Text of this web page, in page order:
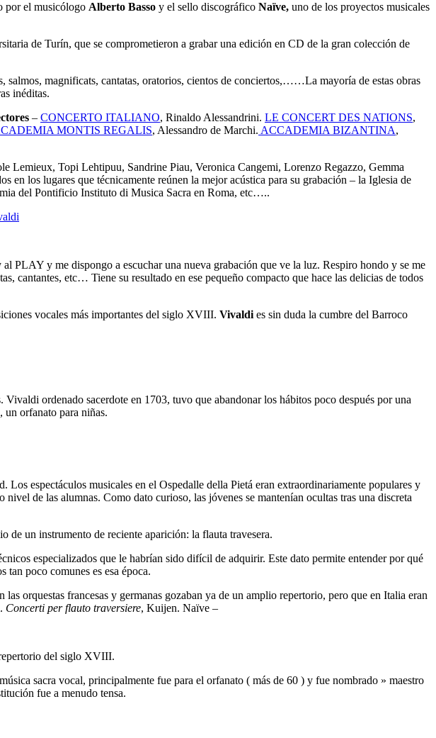
por el musicólogo Alberto Basso y el sello discográfico Naïve, uno de los proyectos musicales
de Turín, que se comprometieron a grabar una edición en CD de la gran colección de
salmos, magnificats, cantatas, oratorios, cientos de conciertos,……La mayoría de estas obras
inéditas.
– CONCERTO ITALIANO, Rinaldo Alessandrini. LE CONCERT DES NATIONS,
MONTIS REGALIS, Alessandro de Marchi. ACCADEMIA BIZANTINA,
Lemieux, Topi Lehtipuu, Sandrine Piau, Veronica Cangemi, Lorenzo Regazzo, Gemma
los lugares que técnicamente reúnen la mejor acústica para su grabación – la Iglesia de
del Pontificio Instituto di Musica Sacra en Roma, etc…..
PLAY y me dispongo a escuchar una nueva grabación que ve la luz. Respiro hondo y se me
cantantes, etc… Tiene su resultado en ese pequeño compacto que hace las delicias de todos
vocales más importantes del siglo XVIII. Vivaldi es sin duda la cumbre del Barroco
ordenado sacerdote en 1703, tuvo que abandonar los hábitos poco después por una
, un orfanato para niñas.
espectáculos musicales en el Ospedalle della Pietá eran extraordinariamente populares y
de las alumnas. Como dato curioso, las jóvenes se mantenían ocultas tras una discreta
de un instrumento de reciente aparición: la flauta travesera.
especializados que le habrían sido difícil de adquirir. Este dato permite entender por qué
tan poco comunes es esa época.
orquestas francesas y germanas gozaban ya de un amplio repertorio, pero que en Italia eran
Concerti per flauto traversiere, Kuijen. Naïve –
del siglo XVIII.
sacra vocal, principalmente fue para el orfanato ( más de 60 ) y fue nombrado » maestro
fue a menudo tensa.